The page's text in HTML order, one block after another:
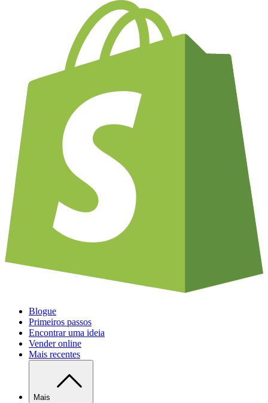
Blogue
Primeiros passos
Encontrar uma ideia
Vender online
Mais recentes
Mais